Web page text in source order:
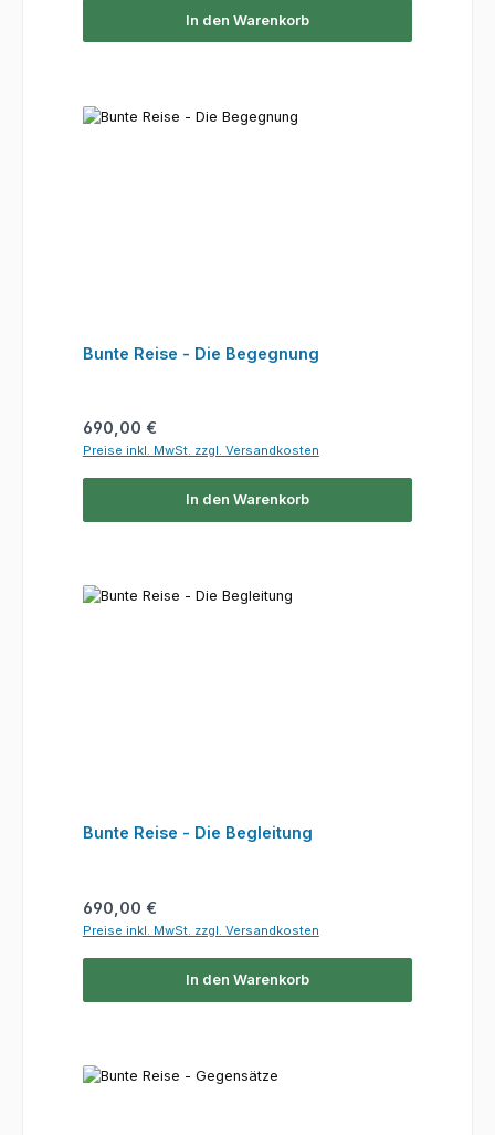
In den Warenkorb
Bunte Reise - Die Begegnung
Regulärer Preis:
690,00 €
Preise inkl. MwSt. zzgl. Versandkosten
In den Warenkorb
Bunte Reise - Die Begleitung
Regulärer Preis:
690,00 €
Preise inkl. MwSt. zzgl. Versandkosten
In den Warenkorb